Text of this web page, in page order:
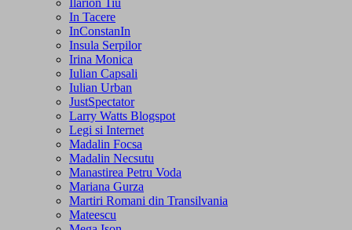
In Tacere
InConstanIn
Insula Serpilor
Irina Monica
Iulian Capsali
Iulian Urban
JustSpectator
Larry Watts Blogspot
Legi si Internet
Madalin Focsa
Madalin Necsutu
Manastirea Petru Voda
Mariana Gurza
Martiri Romani din Transilvania
Mateescu